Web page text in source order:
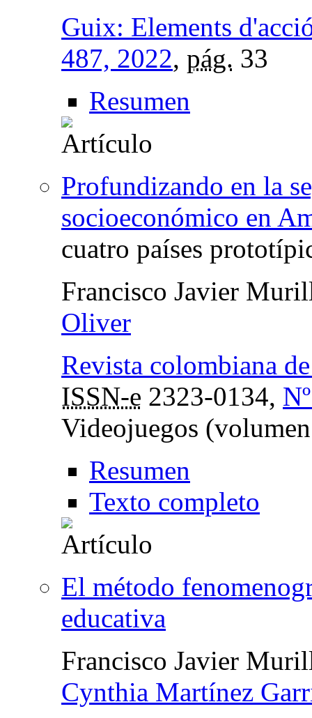
Guix: Elements
487, 2022, pág. 33
Resumen
Profundizando en la
socioeconómico en
cuatro países
Francisco Javier
Oliver
Revista colombiana
ISSN-e 2323-0134,
Videojuegos
Resumen
Texto completo
El método
educativa
Francisco Javier
Cynthia Martínez